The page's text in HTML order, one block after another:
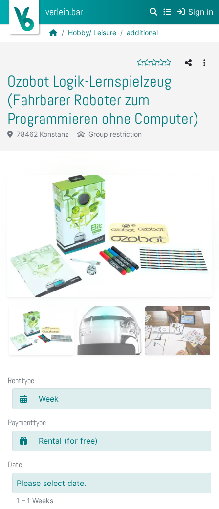
verleih.bar Sign in
Hobby/ Leisure additional
Ozobot Logik-Lernspielzeug
(Fahrbarer Roboter zum
Programmieren ohne Computer)
78462 Konstanz Group restriction
Renttype
Week
Paymenttype
Rental (for free)
Date
Please select date.
1 – 1 Weeks